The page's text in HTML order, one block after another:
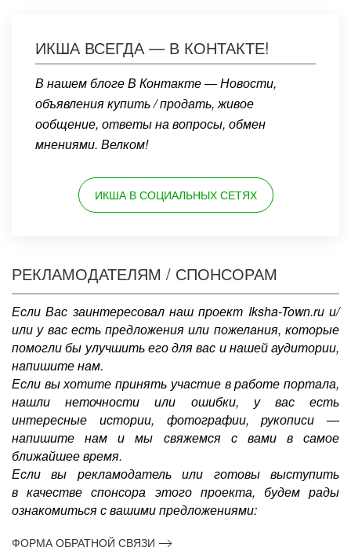
ИКША ВСЕГДА — В КОНТАКТЕ!
В нашем блоге В Контакте — Новости,
объявления купить / продать, живое
ообщение, ответы на вопросы, обмен
мнениями. Велком!
ИКША В СОЦИАЛЬНЫХ СЕТЯХ
РЕКЛАМОДАТЕЛЯМ / СПОНСОРАМ
Если Вас заинтересовал наш проект Iksha-Town.ru и/
или у вас есть предложения или пожелания, которые
помогли бы улучшить его для вас и нашей аудитории,
напишите нам.
Если вы хотите принять участие в работе портала,
нашли неточности или ошибки, у вас есть
интересные истории, фотографии, рукописи —
напишите нам и мы свяжемся с вами в самое
ближайшее время.
Если вы рекламодатель или готовы выступить
в качестве спонсора этого проекта, будем рады
ознакомиться с вашими предложениями:
ФОРМА ОБРАТНОЙ СВЯЗИ